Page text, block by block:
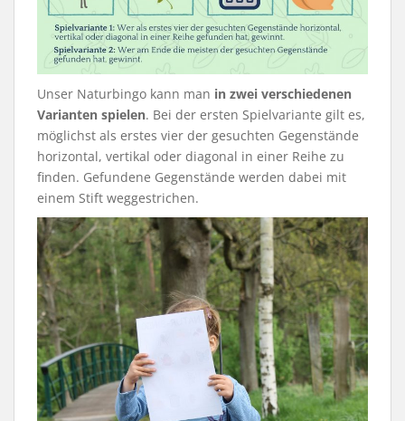
Unser Naturbingo kann man in zwei verschiedenen
Varianten spielen. Bei der ersten Spielvariante gilt es,
möglichst als erstes vier der gesuchten Gegenstände
horizontal, vertikal oder diagonal in einer Reihe zu
finden. Gefundene Gegenstände werden dabei mit
einem Stift weggestrichen.